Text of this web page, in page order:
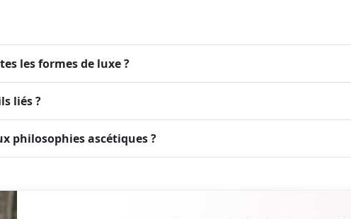
les formes de luxe ?
liés ?
philosophies ascétiques ?